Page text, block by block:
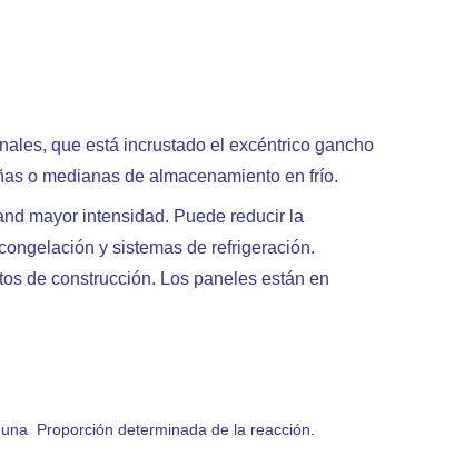
que está incrustado el excéntrico gancho
o medianas de almacenamiento en frío.
mayor intensidad. Puede reducir la
y sistemas de refrigeración.
de construcción. Los paneles están en
Proporción determinada de la reacción.